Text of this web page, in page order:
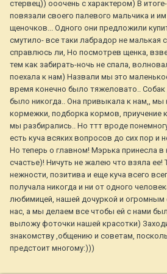
стервец)) ооочень с характером) В
повязали своего палевого мальчика и
щеночков... Одного они предложили
смутило- все таки лабрадор не малькая
справлюсь ли, Но посмотрев щенка,
тем как забирать-ночь не спала,
поехала к нам) Назвали мы это
время конечно было тяжеловато..
было никогда.. Она привыкала к нам,, мы
кормежки, подборка кормов, приучение
мы разбирались.. Но ттт вроде
есть куча всяких вопросов до сих пор и
Но теперь о главном! Мэрька принесла
счастье)! Ничуть не жалею что взяла
нежности, позитива и еще куча всего
получала никогда и ни от одного
любимицей, нашей дочуркой и огромным
нас, а мы делаем все чтобы ей с нами
выложу фоточки нашей красотки)
знакомству ,общению и советам,
предстоит многому:)))